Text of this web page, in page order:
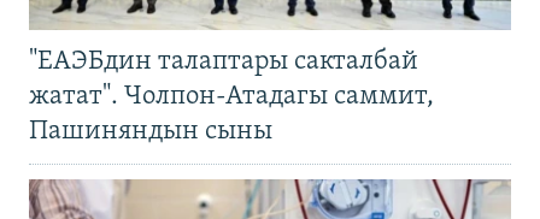
"ЕАЭБдин талаптары сакталбай
жатат". Чолпон-Атадагы саммит,
Пашиняндын сыны